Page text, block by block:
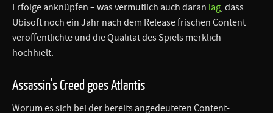
Erfolge anknüpfen – was vermutlich auch daran lag, dass
Ubisoft noch ein Jahr nach dem Release frischen Content
veröffentlichte und die Qualität des Spiels merklich
hochhielt.
Assassin's Creed goes Atlantis
Worum es sich bei der bereits angedeuteten Content-